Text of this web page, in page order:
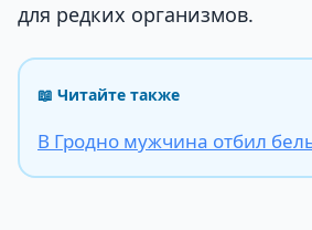
для редких организмов.
📖 Читайте также
В Гродно мужчина отбил